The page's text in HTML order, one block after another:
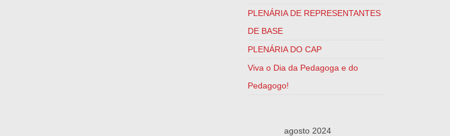
PLENÁRIA DE REPRESENTANTES
DE BASE
PLENÁRIA DO CAP
Viva o Dia da Pedagoga e do
Pedagogo!
agosto 2024